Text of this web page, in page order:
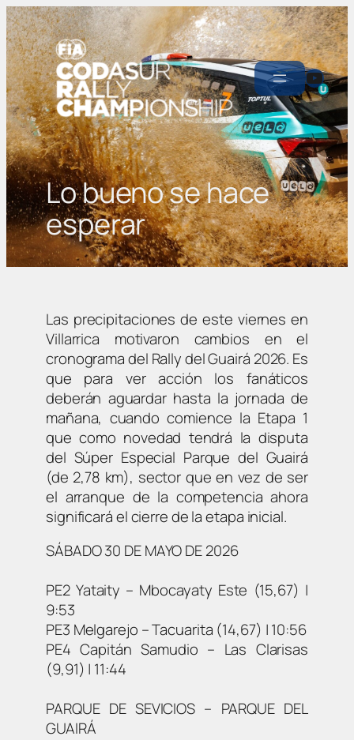
Lo bueno se hace
esperar
Las precipitaciones de este viernes en
Villarrica motivaron cambios en el
cronograma del Rally del Guairá 2026. Es
que para ver acción los fanáticos
deberán aguardar hasta la jornada de
mañana, cuando comience la Etapa 1
que como novedad tendrá la disputa
del Súper Especial Parque del Guairá
(de 2,78 km), sector que en vez de ser
el arranque de la competencia ahora
significará el cierre de la etapa inicial.
SÁBADO 30 DE MAYO DE 2026
PE2 Yataity – Mbocayaty Este (15,67) |
9:53
PE3 Melgarejo – Tacuarita (14,67) | 10:56
PE4 Capitán Samudio – Las Clarisas
(9,91) | 11:44
PARQUE DE SEVICIOS – PARQUE DEL
GUAIRÁ